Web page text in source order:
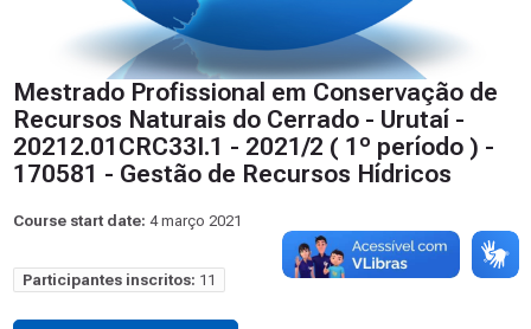
Mestrado Profissional em Conservação de
Recursos Naturais do Cerrado - Urutaí -
20212.01CRC33I.1 - 2021/2 ( 1º período ) -
170581 - Gestão de Recursos Hídricos
Course start date: 4 março 2021
Participantes inscritos: 11